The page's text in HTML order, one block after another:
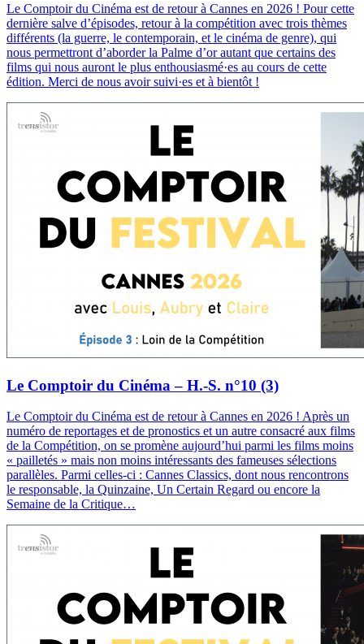
Le Comptoir du Cinéma est de retour à Cannes en 2026 ! Pour cette
dernière salve d’épisodes, retour à la compétition avec trois thèmes
différents (la guerre, le contemporain, et le cinéma de genre), qui
nous permettront d’aborder la Palme d’or autant que certains des
films qui nous auront le plus enthousiasmé·es au cours de cette
édition. Merci de nous avoir suivi·es et à bientôt !
Le Comptoir du Cinéma – H.-S. n°10 (3)
Le Comptoir du Cinéma est de retour à Cannes en 2026 ! Après un
numéro de reportages et de pronostics et un autre consacré aux films
de la Compétition, on se promène aujourd’hui parmi les films moins
« pailletés » mais non moins intéressants des fameuses sélections
parallèles. Parmi celles-ci : Cannes Classics, dont nous rencontrons
le responsable, la Quinzaine, Un Certain Regard ou encore la
Semaine de la Critique…